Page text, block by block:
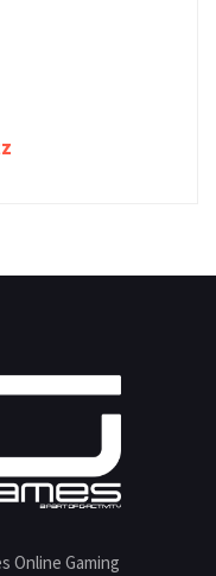
Online Gaming